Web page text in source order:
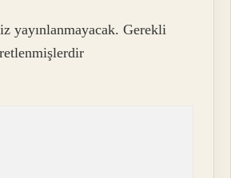
yayınlanmayacak. Gerekli